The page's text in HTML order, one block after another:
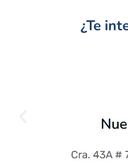
¿Te